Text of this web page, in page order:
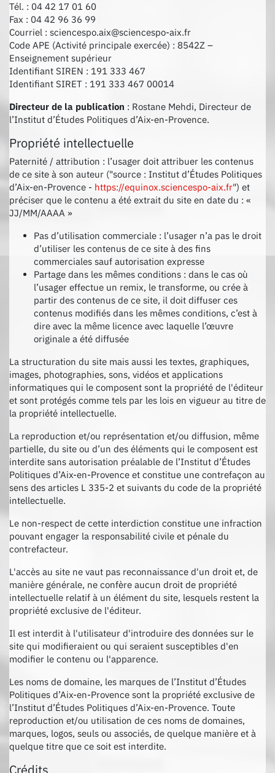
Tél. : 04 42 17 01 60
Fax : 04 42 96 36 99
Courriel : sciencespo.aix@sciencespo-aix.fr
Code APE (Activité principale exercée) : 8542Z –
Enseignement supérieur
Identifiant SIREN : 191 333 467
Identifiant SIRET : 191 333 467 00014
Directeur de la publication : Rostane Mehdi, Directeur de
l’Institut d’Études Politiques d’Aix-en-Provence.
Propriété intellectuelle
Paternité / attribution : l’usager doit attribuer les contenus
de ce site à son auteur ("source : Institut d’Études Politiques
d’Aix-en-Provence - https://equinox.sciencespo-aix.fr") et
préciser que le contenu a été extrait du site en date du : «
JJ/MM/AAAA »
Pas d’utilisation commerciale : l’usager n’a pas le droit
d’utiliser les contenus de ce site à des fins
commerciales sauf autorisation expresse
Partage dans les mêmes conditions : dans le cas où
l’usager effectue un remix, le transforme, ou crée à
partir des contenus de ce site, il doit diffuser ces
contenus modifiés dans les mêmes conditions, c’est à
dire avec la même licence avec laquelle l’œuvre
originale a été diffusée
La structuration du site mais aussi les textes, graphiques,
images, photographies, sons, vidéos et applications
informatiques qui le composent sont la propriété de l'éditeur
et sont protégés comme tels par les lois en vigueur au titre de
la propriété intellectuelle.
La reproduction et/ou représentation et/ou diffusion, même
partielle, du site ou d’un des éléments qui le composent est
interdite sans autorisation préalable de l’Institut d’Études
Politiques d’Aix-en-Provence et constitue une contrefaçon au
sens des articles L 335-2 et suivants du code de la propriété
intellectuelle.
Le non-respect de cette interdiction constitue une infraction
pouvant engager la responsabilité civile et pénale du
contrefacteur.
L'accès au site ne vaut pas reconnaissance d'un droit et, de
manière générale, ne confère aucun droit de propriété
intellectuelle relatif à un élément du site, lesquels restent la
propriété exclusive de l'éditeur.
Il est interdit à l'utilisateur d'introduire des données sur le
site qui modifieraient ou qui seraient susceptibles d'en
modifier le contenu ou l'apparence.
Les noms de domaine, les marques de l’Institut d’Études
Politiques d’Aix-en-Provence sont la propriété exclusive de
l’Institut d’Études Politiques d’Aix-en-Provence. Toute
reproduction et/ou utilisation de ces noms de domaines,
marques, logos, seuls ou associés, de quelque manière et à
quelque titre que ce soit est interdite.
Crédits